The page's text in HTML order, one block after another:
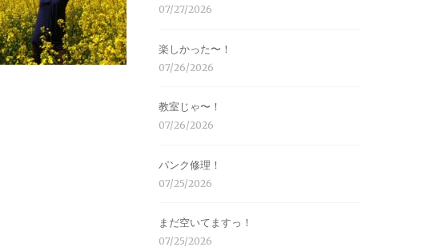
07/27/2026
楽しかった〜！
07/26/2026
教室じゃ〜！
07/26/2026
パンク修理！
07/25/2026
まだ空いてますっ！
07/25/2026